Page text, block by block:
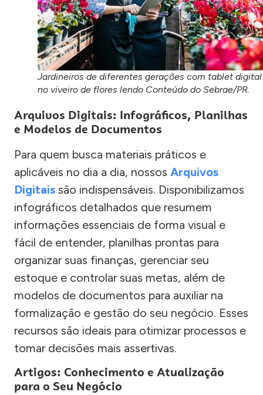
Jardineiros de diferentes gerações com tablet digital
no viveiro de flores lendo Conteúdo do Sebrae/PR.
Arquivos Digitais: Infográficos, Planilhas
e Modelos de Documentos
Para quem busca materiais práticos e
aplicáveis no dia a dia, nossos Arquivos
Digitais são indispensáveis. Disponibilizamos
infográficos detalhados que resumem
informações essenciais de forma visual e
fácil de entender, planilhas prontas para
organizar suas finanças, gerenciar seu
estoque e controlar suas metas, além de
modelos de documentos para auxiliar na
formalização e gestão do seu negócio. Esses
recursos são ideais para otimizar processos e
tomar decisões mais assertivas.
Artigos: Conhecimento e Atualização
para o Seu Negócio